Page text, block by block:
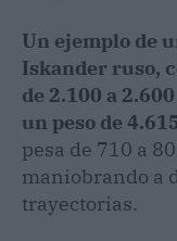
Un ejemplo de
Iskander ruso,
de 2.100 a
un peso de
pesa de 710 a
maniobrando a
trayectorias.